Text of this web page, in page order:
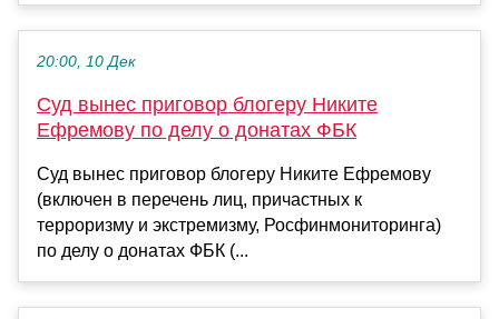
20:00, 10 Дек
Суд вынес приговор блогеру Никите
Ефремову по делу о донатах ФБК
Суд вынес приговор блогеру Никите Ефремову
(включен в перечень лиц, причастных к
терроризму и экстремизму, Росфинмониторинга)
по делу о донатах ФБК (...